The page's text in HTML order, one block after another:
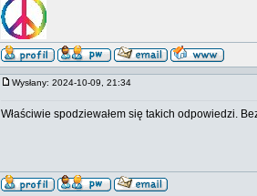
Wysłany: 2024-10-09, 21:34
Właściwie spodziewałem się takich odpowiedzi.